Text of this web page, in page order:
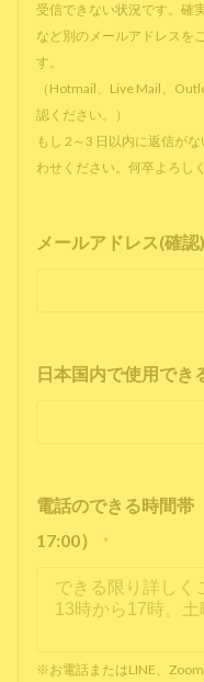
受信できない状況です。確
など別のメールアドレスを
す。
（Hotmail、Live Mail、
認ください。）
もし 2～3 日以内に返信が
わせください。何卒よろし
メールアドレス(確認)
日本国内で使用でき
電話のできる時間帯
17:00）
*
※お電話またはLINE、